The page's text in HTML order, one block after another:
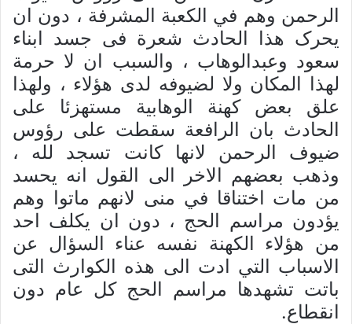
الرحمن وهم في الکعبة المشرفة ، دون ان
یحرک هذا الحادث شعرة فی جسد ابناء
سعود وعبدالوهاب ، والسبب ان لا حرمة
لهذا المکان ولا لضیوفه لدی هؤلاء ، ولهذا
علق بعض کهنة الوهابیة مستهزئا علی
الحادث بان الرافعة سقطت علی رؤوس
ضیوف الرحمن لانها کانت تسجد لله ،
وذهب بعضهم الاخر الی القول انه یحسد
من مات اختناقا في منی لانهم ماتوا وهم
یؤدون مراسم الحج ، دون ان یکلف احد
من هؤلاء الکهنة نفسه عناء السؤال عن
الاسباب التي ادت الی هذه الکوارث التی
باتت تشهدها مراسم الحج کل عام دون
انقطاع.